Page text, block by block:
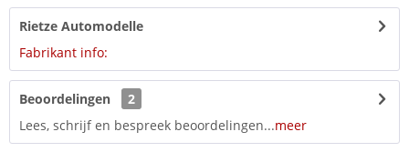
Rietze Automodelle
Fabrikant info:
Beoordelingen
2
Lees, schrijf en bespreek beoordelingen...meer